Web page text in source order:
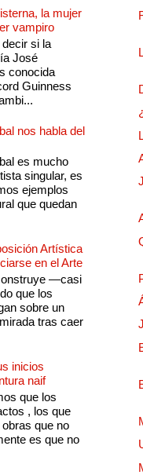
la mujer
vampiro
si la
José
conocida
Guinness
nos habla del
es mucho
singular, es
ejemplos
que quedan
Artística
en el Arte
—casi
que los
sobre un
tras caer
inicios
naif
que los
, los que
que no
es que no